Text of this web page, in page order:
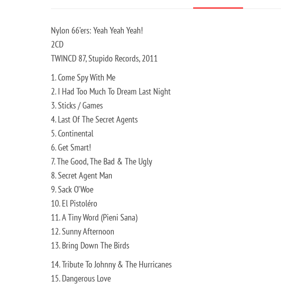
Nylon 66’ers: Yeah Yeah Yeah!
2CD
TWINCD 87, Stupido Records, 2011
1. Come Spy With Me
2. I Had Too Much To Dream Last Night
3. Sticks / Games
4. Last Of The Secret Agents
5. Continental
6. Get Smart!
7. The Good, The Bad & The Ugly
8. Secret Agent Man
9. Sack O’Woe
10. El Pistoléro
11. A Tiny Word (Pieni Sana)
12. Sunny Afternoon
13. Bring Down The Birds
14. Tribute To Johnny & The Hurricanes
15. Dangerous Love